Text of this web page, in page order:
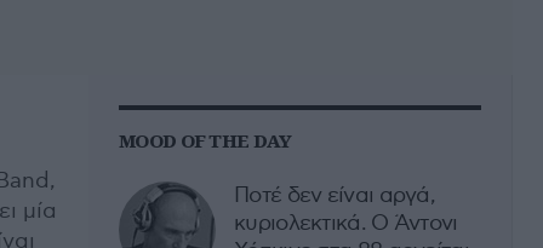
μία
MOOD OF THE DAY
Ποτέ δεν είναι αργά,
κυριολεκτικά. Ο Άντονι